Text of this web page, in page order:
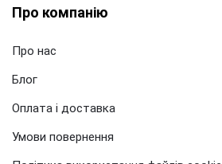
Про компанію
Про нас
Блог
Оплата і доставка
Умови повернення